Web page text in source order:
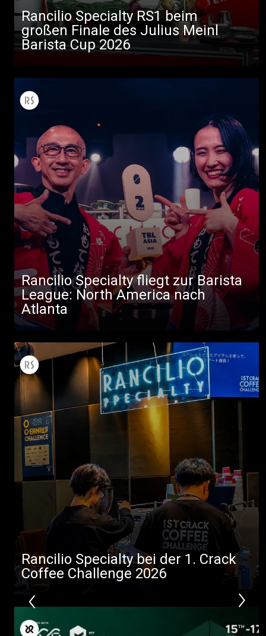
Rancilio Specialty RS1 beim
großen Finale des Julius Meinl
Barista Cup 2026
Rancilio Specialty fliegt zur Barista
League: North America nach
Atlanta
Rancilio Specialty bei der 1. Crack
Coffee Challenge 2026
Alle
Produkte
Nachrichten
Herunterladen
Mehr